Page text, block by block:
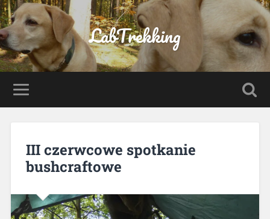
LabTrekking
III czerwcowe spotkanie
bushcraftowe